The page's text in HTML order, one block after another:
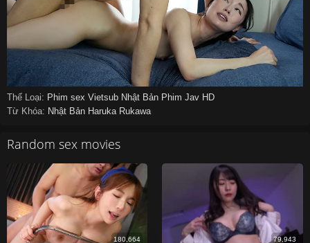
Thể Loại: Phim sex Vietsub Nhật Bản Phim Jav HD
Từ Khóa: Nhật Bản Haruka Rukawa
Random sex movies
180,664 79,943